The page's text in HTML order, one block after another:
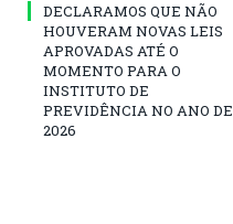
DECLARAMOS QUE NÃO
HOUVERAM NOVAS LEIS
APROVADAS ATÉ O
MOMENTO PARA O
INSTITUTO DE
PREVIDÊNCIA NO ANO DE
2026